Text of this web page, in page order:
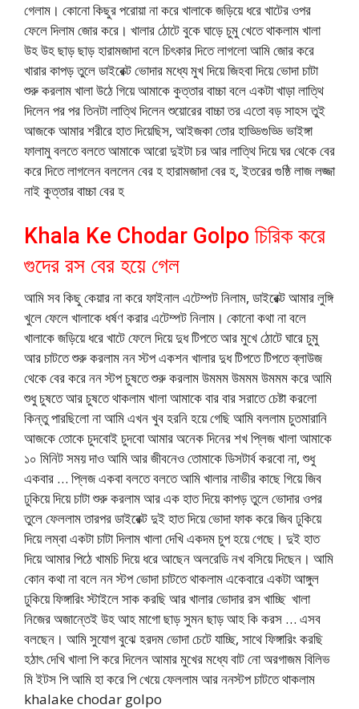
গেলাম। কোনো কিছুর পরোয়া না করে খালাকে জড়িয়ে ধরে খাটের ওপর
ফেলে দিলাম জোর করে। খালার ঠোটে বুকে ঘাড়ে চুমু খেতে থাকলাম খালা
উহ উহ ছাড় ছাড় হারামজাদা বলে চিৎকার দিতে লাগলো আমি জোর করে
খারার কাপড় তুলে ডাইরেক্ট ভোদার মধ্যে মুখ দিয়ে জিহবা দিয়ে ভোদা চাটা
শুরু করলাম খালা উঠে গিয়ে আমাকে কুত্তার বাচ্চা বলে একটা খাড়া লাত্থি
দিলেন পর পর তিনটা লাত্থি দিলেন শুয়োরের বাচ্চা তর এতো বড় সাহস তুই
আজকে আমার শরীরে হাত দিয়েছিস, আইজকা তোর হাড্ডিগুড্ডি ভাইঙ্গা
ফালামু বলতে বলতে আমাকে আরো দুইটা চর আর লাত্থি দিয়ে ঘর থেকে বের
করে দিতে লাগলেন বললেন বের হ হারামজাদা বের হ, ইতরের গুষ্ঠি লাজ লজ্জা
নাই কুত্তার বাচ্চা বের হ
Khala Ke Chodar Golpo চিরিক করে
গুদের রস বের হয়ে গেল
আমি সব কিছু কেয়ার না করে ফাইনাল এটেম্পট নিলাম, ডাইরেক্ট আমার লুঙ্গি
খুলে ফেলে খালাকে ধর্ষণ করার এটেম্পট নিলাম। কোনো কথা না বলে
খালাকে জড়িয়ে ধরে খাটে ফেলে দিয়ে দুধ টিপতে আর মুখে ঠোটে ঘারে চুমু
আর চাটতে শুরু করলাম নন স্টপ একশন খালার দুধ টিপতে টিপতে ব্লাউজ
থেকে বের করে নন স্টপ চুষতে শুরু করলাম উমমম উমমম উমমম করে আমি
শুধু চুষতে আর চুষতে থাকলাম খালা আমাকে বার বার সরাতে চেষ্টা করলো
কিন্তু পারছিলো না আমি এখন খুব হরনি হয়ে গেছি আমি বললাম চুতমারানি
আজকে তোকে চুদবোই চুদবো আমার অনেক দিনের শখ প্লিজ খালা আমাকে
১০ মিনিট সময় দাও আমি আর জীবনেও তোমাকে ডিসটার্ব করবো না, শুধু
একবার … প্লিজ একবা বলতে বলতে আমি খালার নাভীর কাছে গিয়ে জিব
ঢুকিয়ে দিয়ে চাটা শুরু করলাম আর এক হাত দিয়ে কাপড় তুলে ভোদার ওপর
তুলে ফেললাম তারপর ডাইরেক্ট দুই হাত দিয়ে ভোদা ফাক করে জিব ঢুকিয়ে
দিয়ে লম্বা একটা চাটা দিলাম খালা দেখি একদম চুপ হয়ে গেছে। দুই হাত
দিয়ে আমার পিঠে খামচি দিয়ে ধরে আছেন অলরেডি নখ বসিয়ে দিছেন। আমি
কোন কথা না বলে নন স্টপ ভোদা চাটতে থাকলাম একেবারে একটা আঙ্গুল
ঢুকিয়ে ফিঙ্গারিং স্টাইলে সাক করছি আর খালার ভোদার রস খাচ্ছি খালা
নিজের অজান্তেই উহ আহ মাগো ছাড় সুমন ছাড় আহ কি করস … এসব
বলছেন। আমি সুযোগ বুঝে হরদম ভোদা চেটে যাচ্ছি, সাথে ফিঙ্গারিং করছি
হঠাৎ দেখি খালা পি করে দিলেন আমার মুখের মধ্যে বাট নো অরগাজম বিলিভ
মি ইটস পি আমি হা করে পি খেয়ে ফেললাম আর ননস্টপ চাটতে থাকলাম
khalake chodar golpo